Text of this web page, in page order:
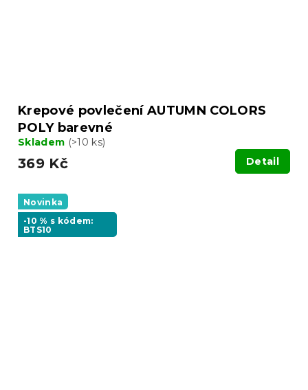
Krepové povlečení AUTUMN COLORS
POLY barevné
Skladem (>10 ks)
369 Kč Detail
Novinka
-10 % s kódem:
BTS10